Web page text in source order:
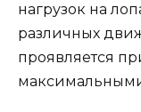
нагрузок на
различных
проявляется